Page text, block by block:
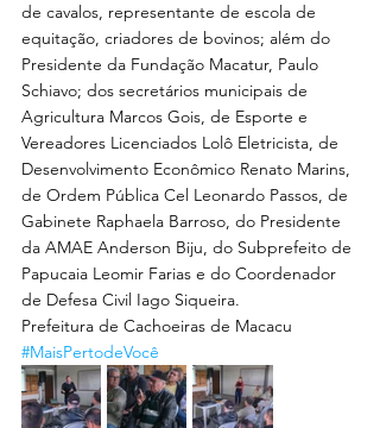
de cavalos, representante de escola de
equitação, criadores de bovinos; além do
Presidente da Fundação Macatur, Paulo
Schiavo; dos secretários municipais de
Agricultura Marcos Gois, de Esporte e
Vereadores Licenciados Lolô Eletricista, de
Desenvolvimento Econômico Renato Marins,
de Ordem Pública Cel Leonardo Passos, de
Gabinete Raphaela Barroso, do Presidente
da AMAE Anderson Biju, do Subprefeito de
Papucaia Leomir Farias e do Coordenador
de Defesa Civil Iago Siqueira.
Prefeitura de Cachoeiras de Macacu
#MaisPertodeVocê